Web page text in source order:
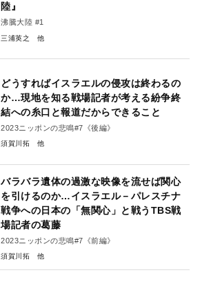
陸』
沸騰大陸 #1
三浦英之
どうすればイスラエルの侵攻は終わるの
か…現地を知る戦場記者が考える紛争終
結への糸口と報道だからできること
2023ニッポンの悲鳴#7《後編》
須賀川拓
バラバラ遺体の過激な映像を流せば関心
を引けるのか…イスラエル－パレスチナ
戦争への日本の「無関心」と戦うTBS戦
場記者の葛藤
2023ニッポンの悲鳴#7《前編》
須賀川拓